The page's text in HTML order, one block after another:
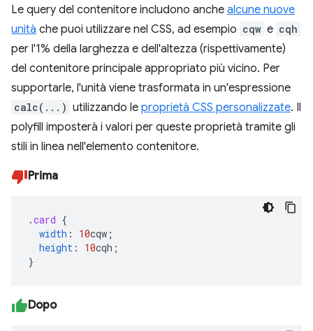
Le query del contenitore includono anche alcune nuove
unità che puoi utilizzare nel CSS, ad esempio cqw e cqh
per l'1% della larghezza e dell'altezza (rispettivamente)
del contenitore principale appropriato più vicino. Per
supportarle, l'unità viene trasformata in un'espressione
calc(...) utilizzando le proprietà CSS personalizzate. Il
polyfill imposterà i valori per queste proprietà tramite gli
stili in linea nell'elemento contenitore.
Prima
.card {
width : 10cqw ;
height : 10cqh ;
}
Dopo